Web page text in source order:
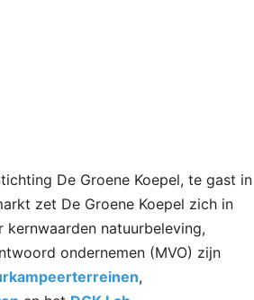
De Groene Koepel, te gast in
zet De Groene Koepel zich in
kernwaarden natuurbeleving,
ondernemen (MVO) zijn
,